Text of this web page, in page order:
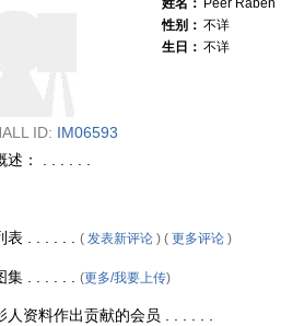
ID: IM06593
姓名： Peer Raben
性别： 不详
生日： 不详
述： . . . . . .
表 . . . . . . ( 发表新评论 ) ( 更多评论 )
集 . . . . . . (更多/我要上传)
人资料作出贡献的会员 . . . . . .